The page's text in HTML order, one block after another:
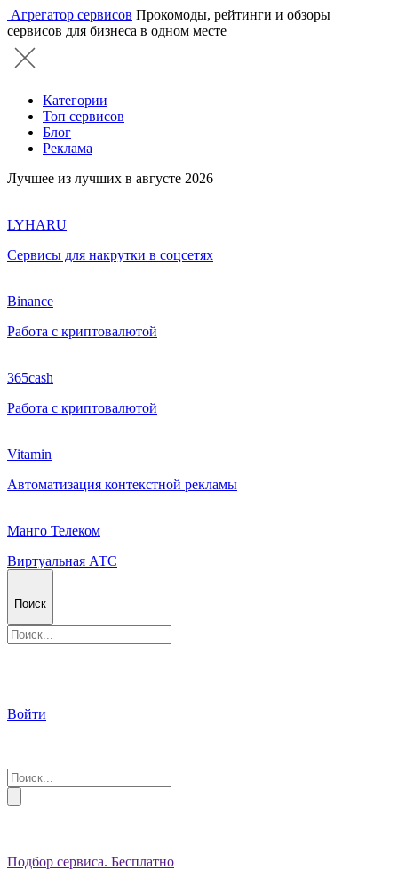
Агрегатор сервисов Прокомоды, рейтинги и обзоры
сервисов для бизнеса в одном месте
Категории
Топ сервисов
Блог
Реклама
Лучшее из лучших в августе 2026
LYHARU
Сервисы для накрутки в соцсетях
Binance
Работа с криптовалютой
365cash
Работа с криптовалютой
Vitamin
Автоматизация контекстной рекламы
Манго Телеком
Виртуальная АТС
Поиск
Войти
Подбор сервиса. Бесплатно